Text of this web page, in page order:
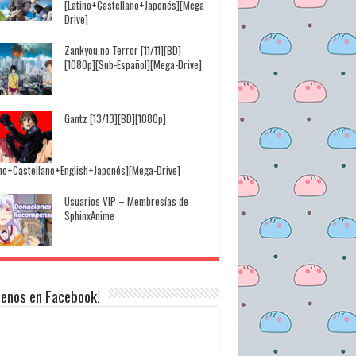
[Latino+Castellano+Japonés][Mega-
Drive]
Zankyou no Terror [11/11][BD]
[1080p][Sub-Español][Mega-Drive]
Gantz [13/13][BD][1080p]
Drive]
Usuarios VIP – Membresías de
SphinxAnime
en Facebook!